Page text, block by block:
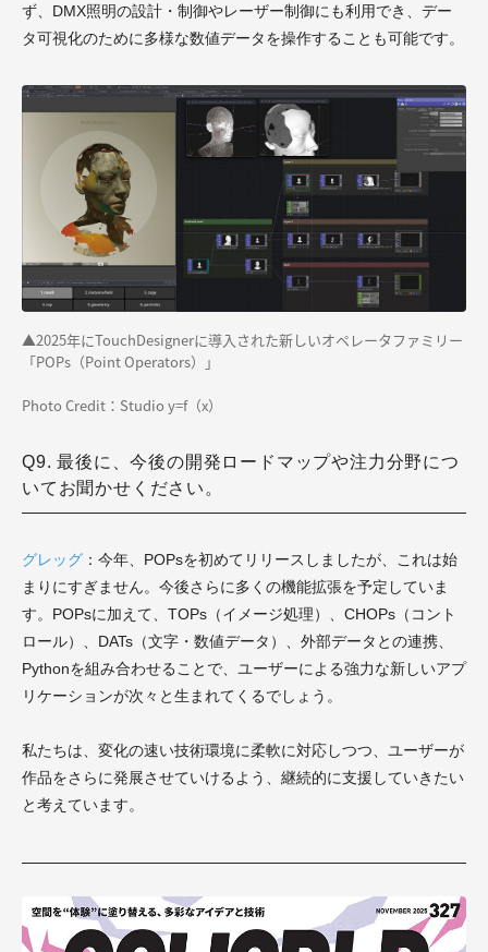
ず、DMX照明の設計・制御やレーザー制御にも利用でき、デー
タ可視化のために多様な数値データを操作することも可能です。
▲2025年にTouchDesignerに導入された新しいオペレータファミリー
「POPs（Point Operators）」
Photo Credit：Studio y=f（x）
Q9. 最後に、今後の開発ロードマップや注力分野につ
いてお聞かせください。
グレッグ ：今年、POPsを初めてリリースしましたが、これは始
まりにすぎません。今後さらに多くの機能拡張を予定していま
す。POPsに加えて、TOPs（イメージ処理）、CHOPs（コント
ロール）、DATs（文字・数値データ）、外部データとの連携、
Pythonを組み合わせることで、ユーザーによる強力な新しいアプ
リケーションが次々と生まれてくるでしょう。
私たちは、変化の速い技術環境に柔軟に対応しつつ、ユーザーが
作品をさらに発展させていけるよう、継続的に支援していきたい
と考えています。